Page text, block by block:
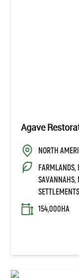
Agave
NORTH
FARMLANDS,
SAVANNAHS,
154,000HA